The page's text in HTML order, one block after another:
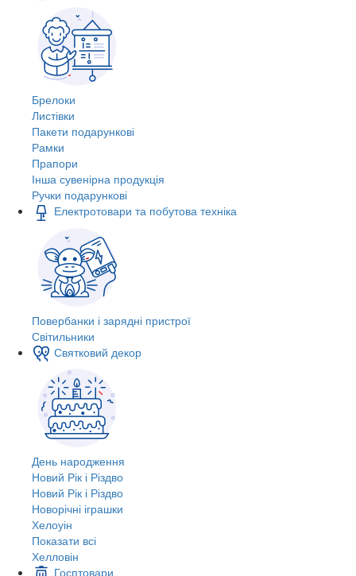
Брелоки
Листівки
Пакети подарункові
Рамки
Прапори
Інша сувенірна продукція
Ручки подарункові
Електротовари та побутова техніка
Повербанки і зарядні пристрої
Світильники
Святковий декор
День народження
Новий Рік і Різдво
Новий Рік і Різдво
Новорічні іграшки
Хелоуін
Показати всі
Хелловін
Госптовари